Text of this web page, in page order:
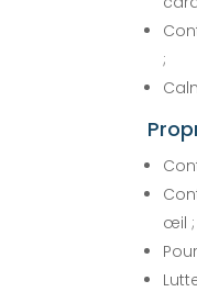
;
œil ;